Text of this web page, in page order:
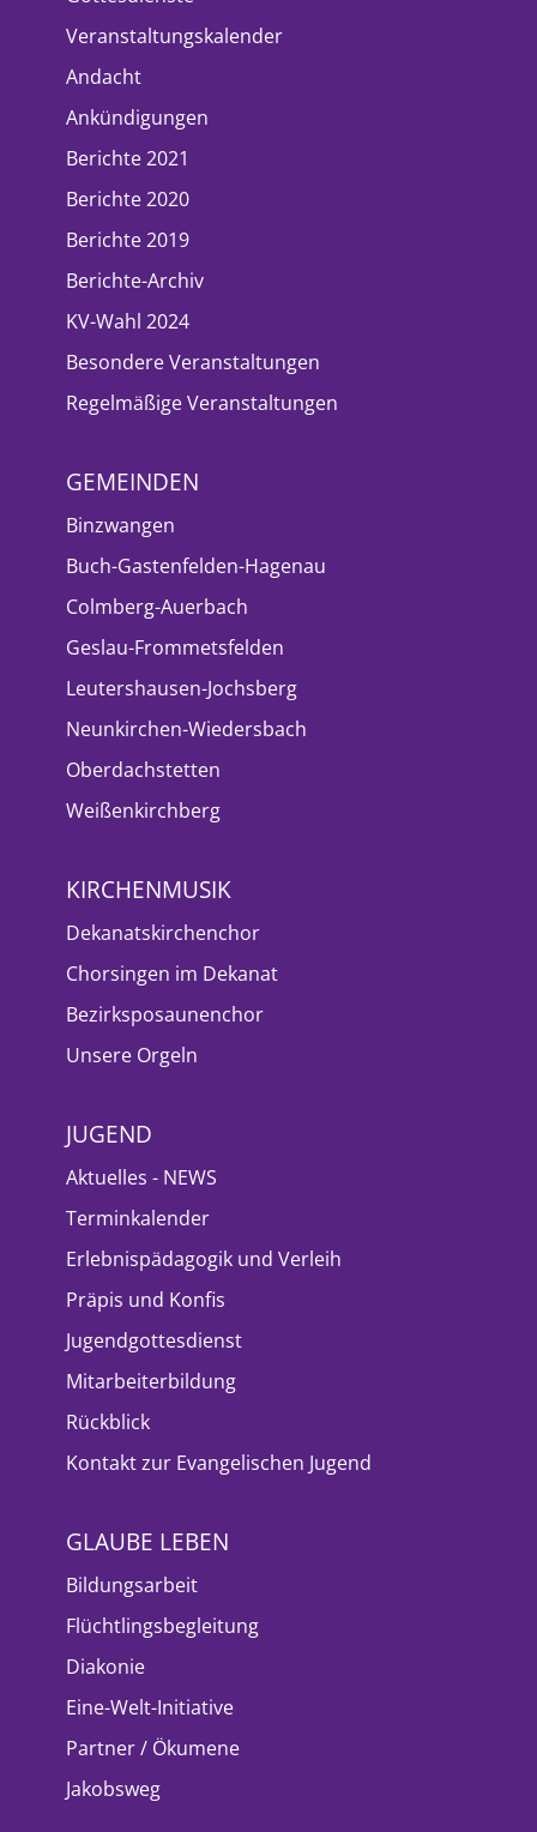
Veranstaltungskalender
Andacht
Ankündigungen
Berichte 2021
Berichte 2020
Berichte 2019
Berichte-Archiv
KV-Wahl 2024
Besondere Veranstaltungen
Regelmäßige Veranstaltungen
GEMEINDEN
Binzwangen
Buch-Gastenfelden-Hagenau
Colmberg-Auerbach
Geslau-Frommetsfelden
Leutershausen-Jochsberg
Neunkirchen-Wiedersbach
Oberdachstetten
Weißenkirchberg
KIRCHENMUSIK
Dekanatskirchenchor
Chorsingen im Dekanat
Bezirksposaunenchor
Unsere Orgeln
JUGEND
Aktuelles - NEWS
Terminkalender
Erlebnispädagogik und Verleih
Präpis und Konfis
Jugendgottesdienst
Mitarbeiterbildung
Rückblick
Kontakt zur Evangelischen Jugend
GLAUBE LEBEN
Bildungsarbeit
Flüchtlingsbegleitung
Diakonie
Eine-Welt-Initiative
Partner / Ökumene
Jakobsweg